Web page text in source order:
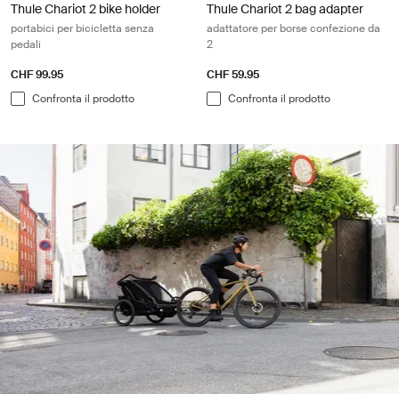
Thule Chariot 2 bike holder
portabici per bicicletta senza
pedali
CHF 99.95
Confronta il prodotto
Thule Chariot 2 bag adapter
adattatore per borse confezione da
2
CHF 59.95
Confronta il prodotto